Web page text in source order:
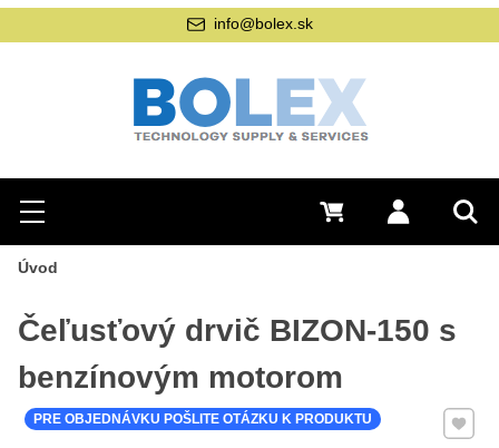
Hľadať
Menu Prihlásiť sa
0 €
info@bolex.sk
Úvod
Čeľusťový drvič BIZON-150 s
benzínovým motorom
Pridať
PRE OBJEDNÁVKU POŠLITE OTÁZKU K PRODUKTU